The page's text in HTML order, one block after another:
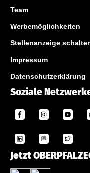
Team
Werbemöglichkeiten
Stellenanzeige
Impressum
Datenschutzerklärung
Soziale
Jetzt